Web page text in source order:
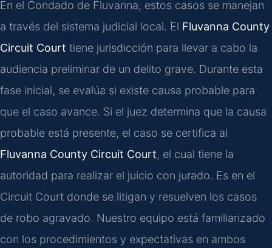
En el Condado de Fluvanna, estos casos se manejan
a través del sistema judicial local. El Fluvanna County
Circuit Court tiene jurisdicción para llevar a cabo la
audiencia preliminar de un delito grave. Durante esta
fase inicial, se evalúa si existe causa probable para
que el caso avance. Si el juez determina que la causa
probable está presente, el caso se certifica al
Fluvanna County Circuit Court, el cual tiene la
autoridad para realizar el juicio con jurado. Es en el
Circuit Court donde se litigan y resuelven los casos
de robo agravado. Nuestro equipo está familiarizado
con los procedimientos y expectativas en ambos